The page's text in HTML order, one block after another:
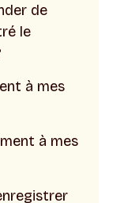
de
le
à mes
à mes